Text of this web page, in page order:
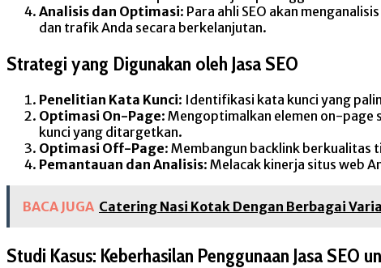
Analisis dan Optimasi: Para ahli SEO akan
dan trafik Anda secara berkelanjutan.
Strategi yang Digunakan oleh Jasa SEO
Penelitian Kata Kunci: Identifikasi kata kunci yang
Optimasi On-Page: Mengoptimalkan elemen on-page
kunci yang ditargetkan.
Optimasi Off-Page: Membangun backlink
Pemantauan dan Analisis: Melacak kinerja situs web
BACA JUGA Catering Nasi Kotak Dengan Berbagai
Studi Kasus: Keberhasilan Penggunaan Jasa SEO